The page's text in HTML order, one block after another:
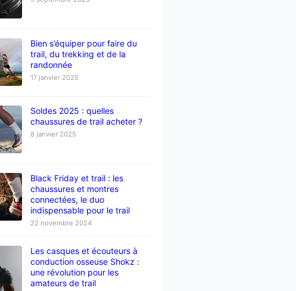
Bien s’équiper pour faire du
trail, du trekking et de la
randonnée
17 janvier 2025
Soldes 2025 : quelles
chaussures de trail acheter ?
8 janvier 2025
Black Friday et trail : les
chaussures et montres
connectées, le duo
indispensable pour le trail
22 novembre 2024
Les casques et écouteurs à
conduction osseuse Shokz :
une révolution pour les
amateurs de trail